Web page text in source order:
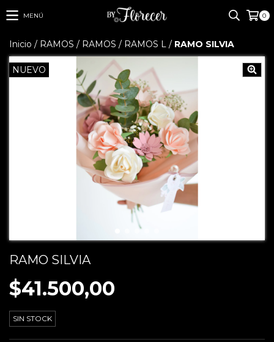
MENÚ 0
Inicio / RAMOS / RAMOS / RAMOS L / RAMO SILVIA
NUEVO
RAMO SILVIA
$41.500,00
SIN STOCK